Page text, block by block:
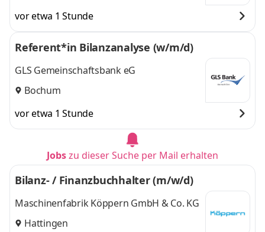
vor etwa 1 Stunde
Referent*in Bilanzanalyse (w/m/d)
GLS Gemeinschaftsbank eG
Bochum
vor etwa 1 Stunde
Jobszu dieser Suche per Mail erhalten
Bilanz- / Finanzbuchhalter (m/w/d)
Maschinenfabrik Köppern GmbH & Co. KG
Hattingen